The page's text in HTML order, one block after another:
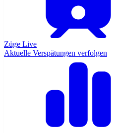
Züge Live
Aktuelle Verspätungen verfolgen